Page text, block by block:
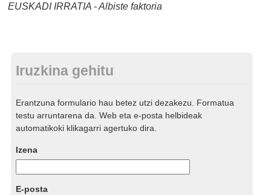
EUSKADI IRRATIA - Albiste faktoria
Iruzkina gehitu
Erantzuna formulario hau betez utzi dezakezu. Formatua
testu arruntarena da. Web eta e-posta helbideak
automatikoki klikagarri agertuko dira.
Izena
E-posta